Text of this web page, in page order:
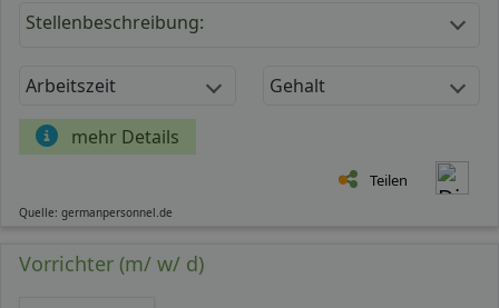
Stellenbeschreibung:
Arbeitszeit Gehalt
mehr Details
Teilen
Quelle: germanpersonnel.de
Vorrichter (m/ w/ d)